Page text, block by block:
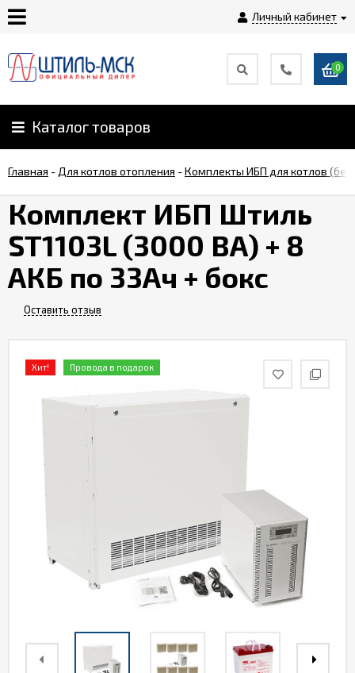
Личный кабинет
Главная
О
Оплата
Монтаж
Акции
0
Каталог товаров
Главная - Для котлов отопления -Комплекты ИБП для котлов
Комплект ИБП Штиль
ST1103L (3000 ВА) + 8
АКБ по 33Ач + бокс
Оставить отзыв
Хит! Провода в подарок